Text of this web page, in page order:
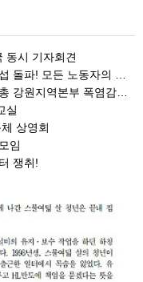
동시 기자회견
본권 쟁취! 민주노총 7.15 총파업대회
부 폭염감시단 선포 기자회견
실
상영회
임
쟁취!